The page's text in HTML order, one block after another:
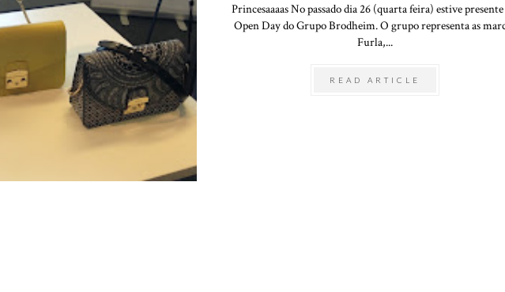
Princesaaaas No passado dia 26 (quarta feira) estive
Open Day do Grupo Brodheim. O grupo representa as
Furla,...
READ ARTICLE